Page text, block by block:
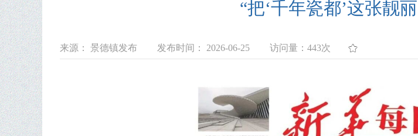
“把‘千年瓷都’这张靓
来源： 景德镇发布 发布时间： 2026-06-25 访问量： 443次